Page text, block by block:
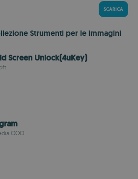
SCARICA
Strumenti per le immagini
Screen Unlock(4uKey)
OOO